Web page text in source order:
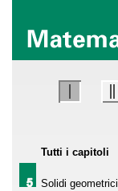
Tutti i capitoli
Solidi geometrici